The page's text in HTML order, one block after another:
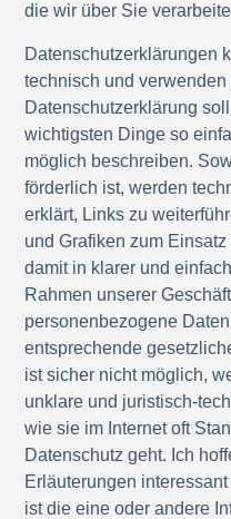
die wir über Sie
Datenschutzerklärungen
technisch und
Datenschutzerklärung
wichtigsten Dinge so
möglich beschreiben.
förderlich ist, werden
erklärt, Links zu
und Grafiken zum
damit in klarer und
Rahmen unserer
personenbezogene
entsprechende
ist sicher nicht möglich,
unklare und juristisch-
wie sie im Internet oft
Datenschutz geht. Ich
Erläuterungen
ist die eine oder andere